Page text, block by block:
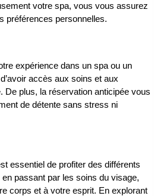
votre spa, vous vous assurez
préférences personnelles.
expérience dans un spa ou un
accès aux soins et aux
De plus, la réservation anticipée vous
de détente sans stress ni
essentiel de profiter des différents
passant par les soins du visage,
corps et à votre esprit. En explorant